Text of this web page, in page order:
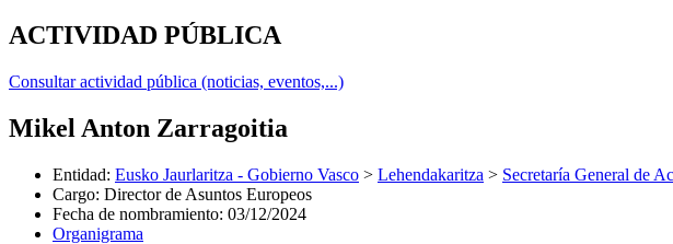
ACTIVIDAD PÚBLICA
Consultar actividad pública (noticias, eventos,...)
Mikel Anton Zarragoitia
Entidad: Eusko Jaurlaritza - Gobierno Vasco > Lehendakaritza > Secretaría General de
Cargo: Director de Asuntos Europeos
Fecha de nombramiento: 03/12/2024
Organigrama